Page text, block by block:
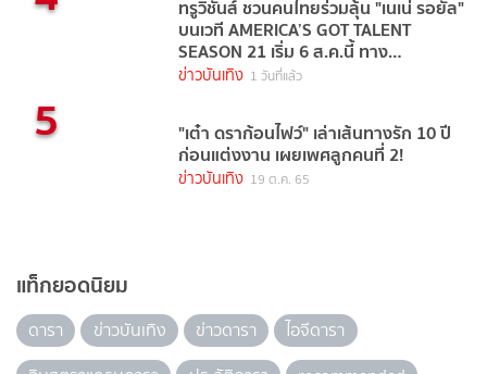
ทรูวิชั่นส์ ชวนคนไทยร่วมลุ้น "เนเน่ รอยัล"
บนเวที AMERICA’S GOT TALENT
SEASON 21 เริ่ม 6 ส.ค.นี้ ทาง
TrueVisions NOW
ข่าวบันเทิง 1 วันที่แล้ว
5 "เต๋า ดราก้อนไฟว์" เล่าเส้นทางรัก 10 ปี
ก่อนแต่งงาน เผยเพศลูกคนที่ 2!
ข่าวบันเทิง 19 ต.ค. 65
แท็กยอดนิยม
ดารา ข่าวบันเทิง ข่าวดารา
ไอจีดารา